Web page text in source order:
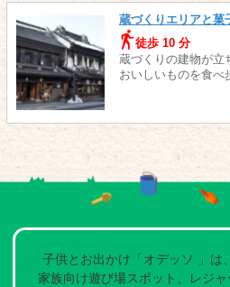
蔵づくりエリアと菓
徒歩 10 分
蔵づくりの建物が立
おいしいものを食べ
子供とお出かけ「オデッソ 」は
家族向け遊び場スポット、レジ